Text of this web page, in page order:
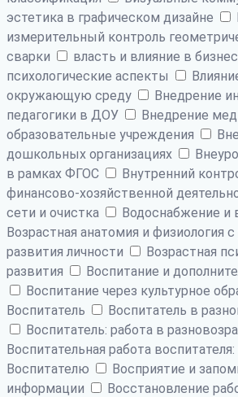
эстетика в графическом дизайне
измерительный контроль
сварки
власть и влияние в
психологические аспекты
окружающую среду
Внедрение
педагогики в ДОУ
Внедрение
образовательные учреждения
дошкольных организациях
в рамках ФГОС
Внутренний
финансово-хозяйственной
сети и очистка
Водоснабжение и
Возрастная анатомия и физиология
развития личности
Возрастная
развития
Воспитание и
Воспитание через культурное
Воспитатель
Воспитатель в
Воспитатель: работа в
Воспитательная работа
Воспитателю
Восприятие и
информации
Восстановление